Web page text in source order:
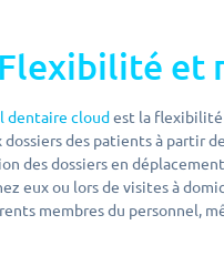
et
dentaire cloudest la flexibilité
des patients à partir
des dossiers en
eux ou lors de visites à
membres du personnel,